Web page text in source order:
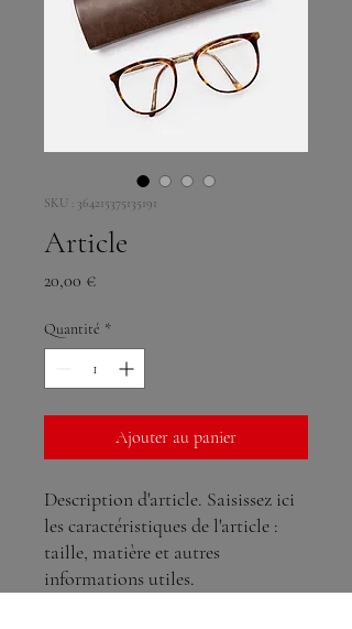
SKU : 364215375135191
Article
20,00 €Prix
Quantité *
Ajouter au panier
Description d'article. Saisissez ici
les caractéristiques de l'article :
taille, matière et autres
informations utiles.